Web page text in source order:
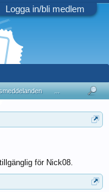
Logga in/bli medlem
för Nick08.
...